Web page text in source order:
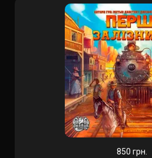
850 грн.